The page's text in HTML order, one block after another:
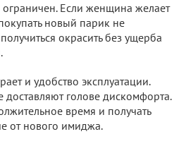
Если женщина желает
новый парик не
окрасить без ущерба
и удобство эксплуатации.
голове дискомфорта.
время и получать
от нового имиджа.